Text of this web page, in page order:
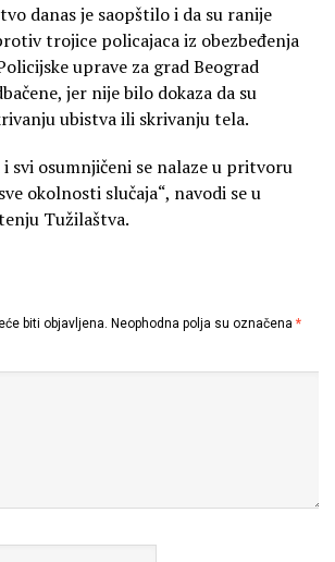
danas je saopštilo i da su ranije
trojice policajaca iz obezbeđenja
uprave za grad Beograd
jer nije bilo dokaza da su
ubistva ili skrivanju tela.
svi osumnjičeni se nalaze u pritvoru
okolnosti slučaja“, navodi se u
Tužilaštva.
biti objavljena. Neophodna polja su označena *